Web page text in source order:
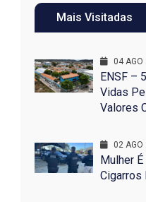
Mais Visitadas
04 AGO
ENSF –
Vidas
Valores
02 AGO
Mulher
Cigarros